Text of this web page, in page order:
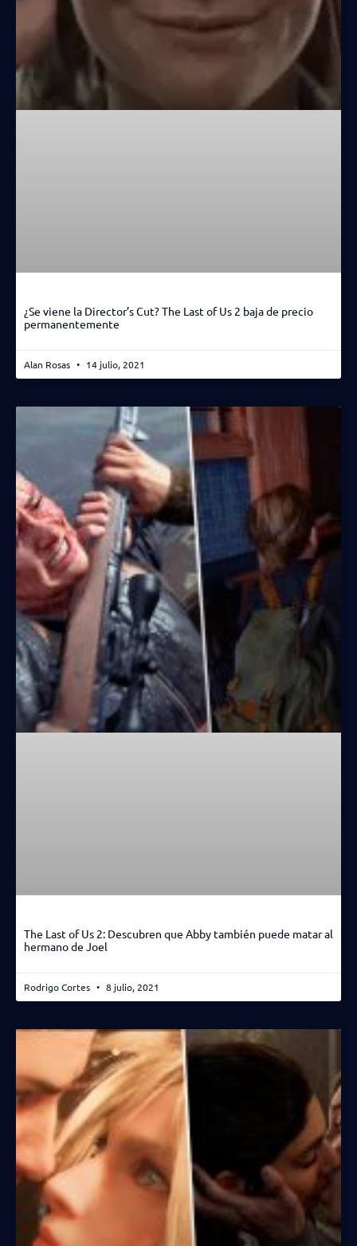
¿Se viene la Director’s Cut? The Last of Us 2 baja de precio
permanentemente
Alan Rosas 14 julio, 2021
The Last of Us 2: Descubren que Abby también puede matar al
hermano de Joel
Rodrigo Cortes 8 julio, 2021